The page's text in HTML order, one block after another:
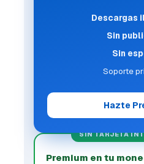
Descargas
Sin
Sin
Soporte
Hazte
SIN TARJETA
Premium en tu